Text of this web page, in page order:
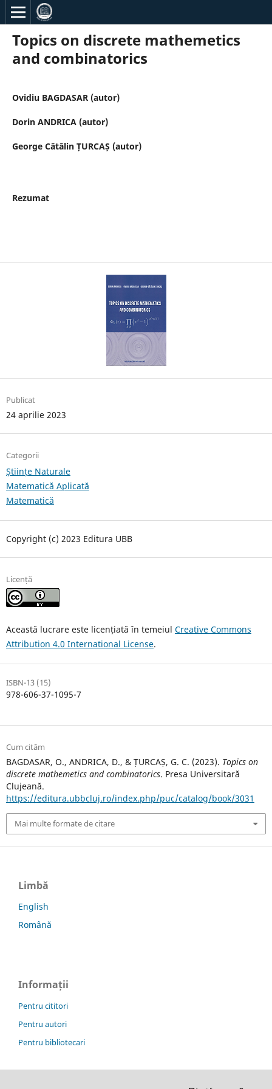
Topics on discrete mathemetics
and combinatorics
Ovidiu BAGDASAR (autor)
Dorin ANDRICA (autor)
George Cătălin ȚURCAȘ (autor)
Rezumat
Publicat
24 aprilie 2023
Categorii
Științe Naturale
Matematică Aplicată
Matematică
Copyright (c) 2023 Editura UBB
Licență
Această lucrare este licențiată în temeiul Creative Commons
Attribution 4.0 International License.
ISBN-13 (15)
978-606-37-1095-7
Cum cităm
BAGDASAR, O., ANDRICA, D., & ȚURCAȘ, G. C. (2023). Topics on
discrete mathemetics and combinatorics. Presa Universitară
Clujeană.
https://editura.ubbcluj.ro/index.php/puc/catalog/book/3031
Mai multe formate de citare
Limbă
English
Română
Informații
Pentru cititori
Pentru autori
Pentru bibliotecari